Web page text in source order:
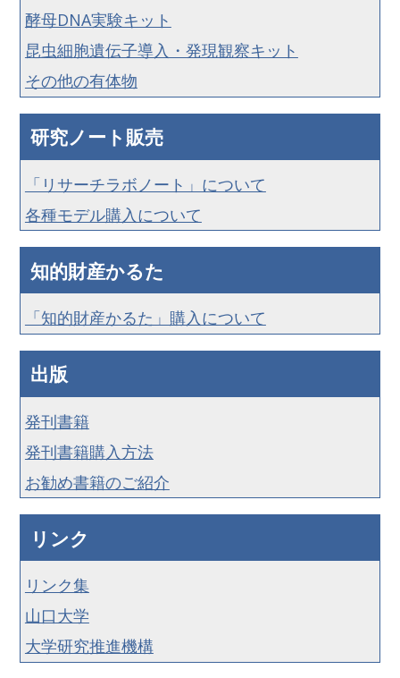
酵母DNA実験キット
昆虫細胞遺伝子導入・発現観察キット
その他の有体物
研究ノート販売
「リサーチラボノート」について
各種モデル購入について
知的財産かるた
「知的財産かるた」購入について
出版
発刊書籍
発刊書籍購入方法
お勧め書籍のご紹介
リンク
リンク集
山口大学
大学研究推進機構